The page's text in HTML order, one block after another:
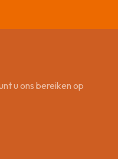
u ons bereiken op